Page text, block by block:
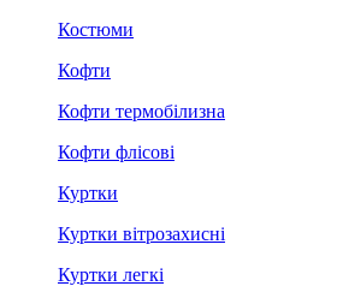
Костюми
Кофти
Кофти термобілизна
Кофти флісові
Куртки
Куртки вітрозахисні
Куртки легкі